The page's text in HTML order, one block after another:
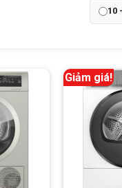
10
Giảm giá!